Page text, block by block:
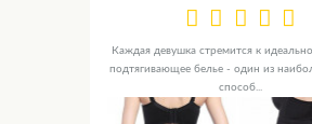
Каждая девушка стремится к
подтягивающее белье - один из
способ...